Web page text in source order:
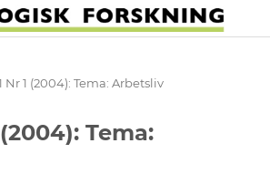
Nr 1 (2004): Tema: Arbetsliv
Tema: